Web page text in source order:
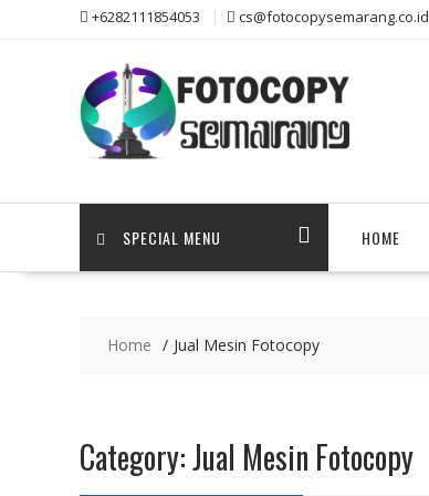
+6282111854053 cs@fotocopysemarang.co.id
SPECIAL MENU HOME
Home Jual Mesin Fotocopy
Category:Jual Mesin Fotocopy